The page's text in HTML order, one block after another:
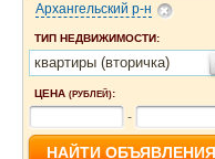
Архангельский р-н
ТИП НЕДВИЖИМОСТИ:
квартиры (вторичка)
ЦЕНА (РУБЛЕЙ):
-